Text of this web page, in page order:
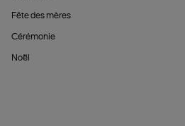
Fête des mères
Cérémonie
Noël